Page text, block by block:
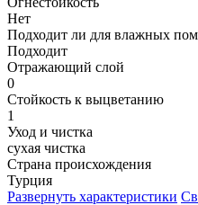
Нет
Подходит ли для влажных
Подходит
Отражающий слой
0
Стойкость к выцветанию
1
Уход и чистка
сухая чистка
Страна происхождения
Турция
Развернуть характеристики